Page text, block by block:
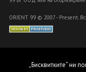
ORIENT 99 © 2007 - Present.
„Бисквитките“ ни